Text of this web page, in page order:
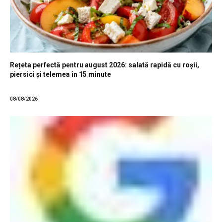
Rețeta perfectă pentru august 2026: salată rapidă cu roșii,
piersici și telemea în 15 minute
08/08/2026